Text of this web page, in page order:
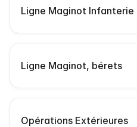
Ligne Maginot Infanterie
Ligne Maginot, bérets
Opérations Extérieures